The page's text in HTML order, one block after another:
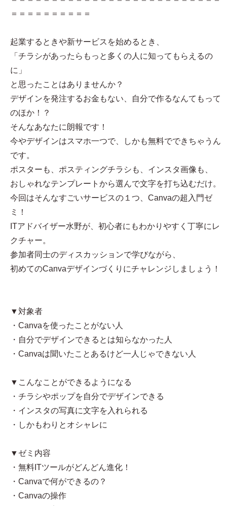
＝＝＝＝＝＝＝＝＝＝
起業するときや新サービスを始めるとき、
「チラシがあったらもっと多くの人に知ってもらえるの
に」
と思ったことはありませんか？
デザインを発注するお金もない、自分で作るなんてもって
のほか！？
そんなあなたに朗報です！
今やデザインはスマホ一つで、しかも無料でできちゃうん
です。
ポスターも、ポスティングチラシも、インスタ画像も、
おしゃれなテンプレートから選んで文字を打ち込むだけ。
今回はそんなすごいサービスの１つ、Canvaの超入門ゼ
ミ！
ITアドバイザー水野が、初心者にもわかりやすく丁寧にレ
クチャー。
参加者同士のディスカッションで学びながら、
初めてのCanvaデザインづくりにチャレンジしましょう！
▼対象者
・Canvaを使ったことがない人
・自分でデザインできるとは知らなかった人
・Canvaは聞いたことあるけど一人じゃできない人
▼こんなことができるようになる
・チラシやポップを自分でデザインできる
・インスタの写真に文字を入れられる
・しかもわりとオシャレに
▼ゼミ内容
・無料ITツールがどんどん進化！
・Canvaで何ができるの？
・Canvaの操作